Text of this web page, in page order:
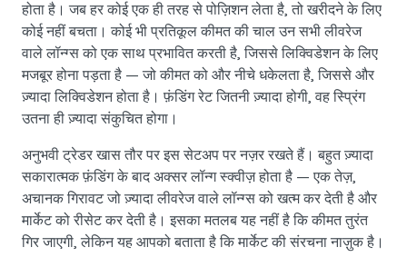
होता है। जब हर कोई एक ही तरह से पोज़िशन लेता है, तो खरीदने के लिए
कोई नहीं बचता। कोई भी प्रतिकूल कीमत की चाल उन सभी लीवरेज
वाले लॉन्ग्स को एक साथ प्रभावित करती है, जिससे लिक्विडेशन के लिए
मजबूर होना पड़ता है — जो कीमत को और नीचे धकेलता है, जिससे और
ज़्यादा लिक्विडेशन होता है। फ़ंडिंग रेट जितनी ज़्यादा होगी, वह स्प्रिंग
उतना ही ज़्यादा संकुचित होगा।
अनुभवी ट्रेडर खास तौर पर इस सेटअप पर नज़र रखते हैं। बहुत ज़्यादा
सकारात्मक फ़ंडिंग के बाद अक्सर लॉन्ग स्क्वीज़ होता है — एक तेज़,
अचानक गिरावट जो ज़्यादा लीवरेज वाले लॉन्ग्स को खत्म कर देती है और
मार्केट को रीसेट कर देती है। इसका मतलब यह नहीं है कि कीमत तुरंत
गिर जाएगी, लेकिन यह आपको बताता है कि मार्केट की संरचना नाज़ुक है।